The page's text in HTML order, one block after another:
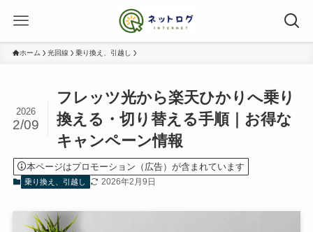
ホーム 光回線 乗り換え、引越し
フレッツ光から楽天ひかりへ乗り
換える・切り替える手順｜お得な
キャンペーン情報
2026
2/09
本ページはプロモーション（広告）が含まれています
乗り換え、引越し 2026年2月9日